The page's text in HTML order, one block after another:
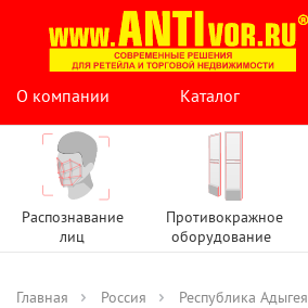
О компании
Каталог
Распознавание
лиц
Противокражное
оборудование
Главная Россия Республика Адыгея